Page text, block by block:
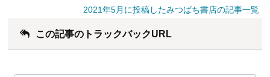
2021年5月に投稿したみつばち書店の記事一覧
この記事のトラックバックURL